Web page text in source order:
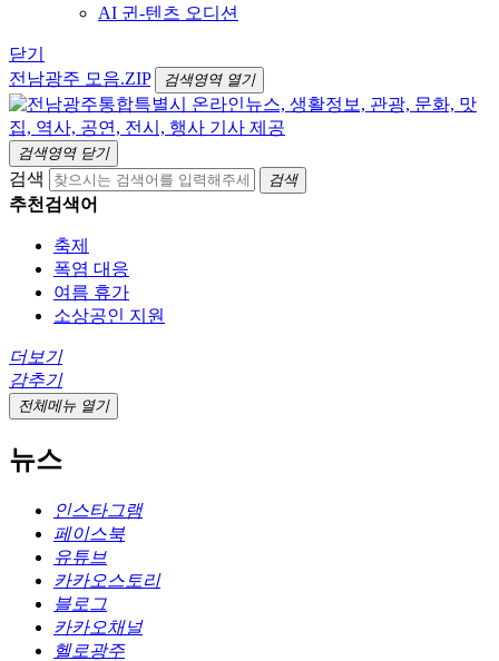
AI 귄-텐츠 오디션
닫기
전남광주 모음.ZIP
검색영역 열기
검색영역 닫기
검색 검색
추천검색어
축제
폭염 대응
여름 휴가
소상공인 지원
더보기
감추기
전체메뉴 열기
뉴스
인스타그램
페이스북
유튜브
카카오스토리
블로그
카카오채널
헬로광주